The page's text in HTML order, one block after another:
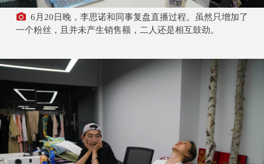
6月20日晚，李思诺和同事复盘直播过程。虽然只增加了
一个粉丝，且并未产生销售额，二人还是相互鼓劲。